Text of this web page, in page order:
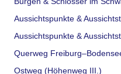
Aussichtspunkte &
Aussichtspunkte &
Querweg
Ostweg (Höhenweg III.)